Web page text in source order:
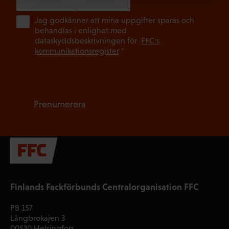
Finlands Fackförbunds Centralorganisation FFC
PB 157
Långbrokajen 3
Jag godkänner att mina uppgifter sparas och
behandlas i enlighet med
dataskyddsbeskrivningen för FFC:s
kommunikationsregister*
Prenumerera